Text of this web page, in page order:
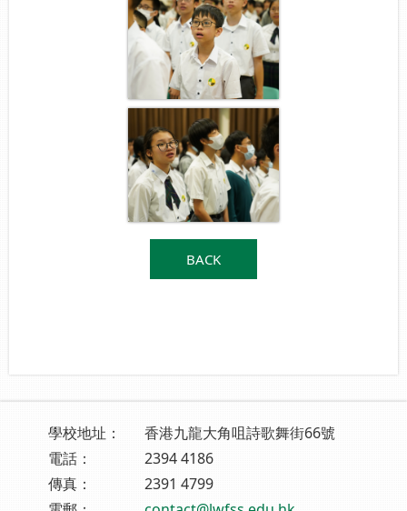
BACK
學校地址：
香港九龍大角咀詩歌舞街66號
電話：
2394 4186
傳真：
2391 4799